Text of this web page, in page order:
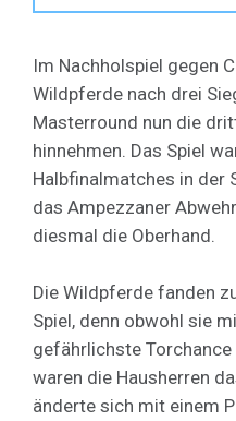
Im Nachholspiel gegen
Wildpferde nach drei
Masterround nun die
hinnehmen. Das Spiel
Halbfinalmatches in der
das Ampezzaner
diesmal die Oberhand.
Die Wildpferde fanden
Spiel, denn obwohl sie
gefährlichste
waren die Hausherren
änderte sich mit einem